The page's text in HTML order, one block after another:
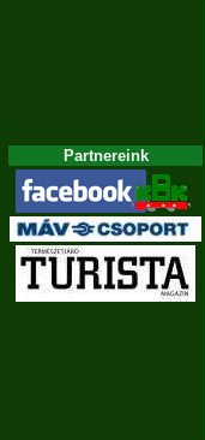
Partnereink